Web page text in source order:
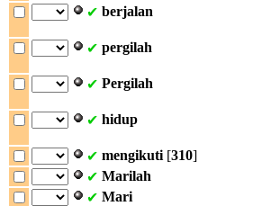
✔ berjalan
✔ pergilah
✔ Pergilah
✔ hidup
✔ mengikuti [310]
✔ Marilah
✔ Mari